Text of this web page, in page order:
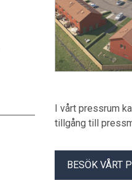
I vårt pressrum
tillgång till
BESÖK VÅRT